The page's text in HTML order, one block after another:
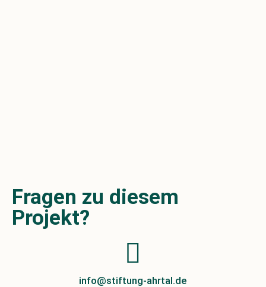
Fragen zu diesem
Projekt?
info@stiftung-ahrtal.de